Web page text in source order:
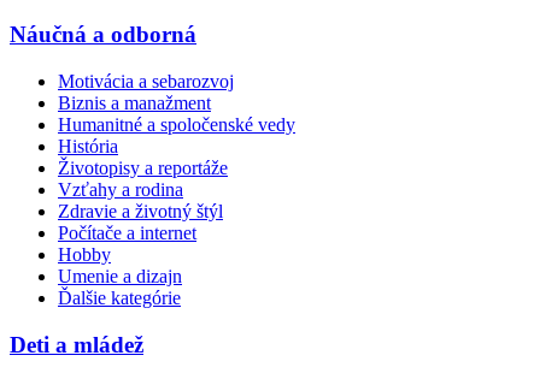
Náučná a odborná
Motivácia a sebarozvoj
Biznis a manažment
Humanitné a spoločenské vedy
História
Životopisy a reportáže
Vzťahy a rodina
Zdravie a životný štýl
Počítače a internet
Hobby
Umenie a dizajn
Ďalšie kategórie
Deti a mládež